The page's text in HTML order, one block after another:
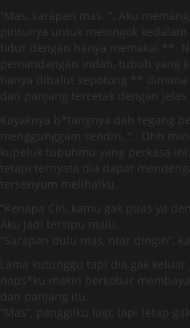
“Mas, sarapan mas..”. Aku
pintunya untuk melongok
tidur dengan hanya memakai **.
pemandangan indah, tubuh yang
hanya dibalut sepotong **
dan panjang tercetak dengan jelas
Kayaknya b*tangnya dah tegang
menggunggam sendiri, “.. Ohh
kupeluk tubuhmu yang perkasa
tetapi ternyata dia dapat
tersenyum melihatku.
“Kenapa Cin, kamu gak puas ya
Aku jadi tersipu malu.
“Sarapan dulu mas, ntar dingin”,
Lama kutunggu tapi dia gak keluar
naps*ku makin berkobar
dan panjang itu.
“Mas”, panggilku lagi, tapi tetap